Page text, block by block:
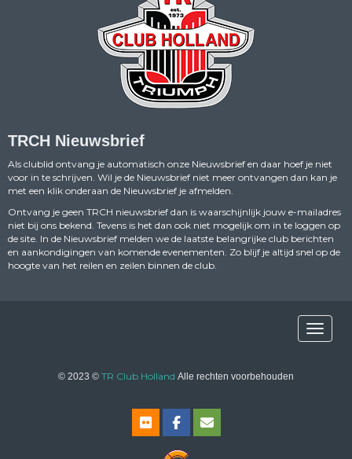
TRCH Nieuwsbrief
Als clublid ontvang je automatisch onze Nieuwsbrief en daar hoef je niet
voor in te schrijven. Wil je de Nieuwsbrief niet meer ontvangen dan kan je
met een klik onderaan de Nieuwsbrief je afmelden.
Ontvang je geen TRCH nieuwsbrief dan is waarschijnlijk jouw e-mailadres
niet bij ons bekend. Tevens is het dan ook niet mogelijk om in te loggen op
de site. In de Nieuwsbrief melden we de laatste belangrijke club berichten
en aankondigingen van komende evenementen. Zo blijf je altijd snel op de
hoogte van het reilen en zeilen binnen de club.
Toggle
© 2023 © TR Club Holland Alle rechten voorbehouden